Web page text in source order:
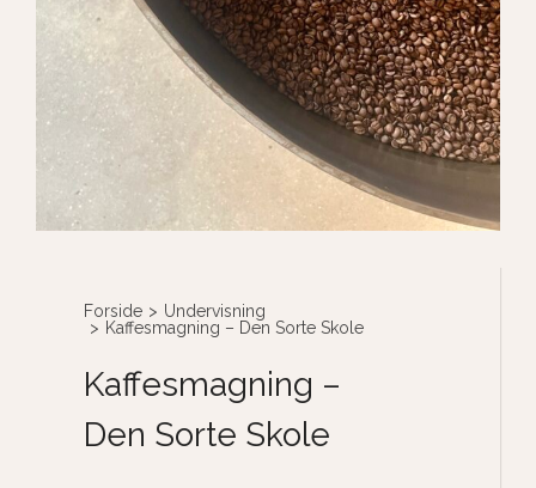
Forside > Undervisning
> Kaffesmagning – Den Sorte Skole
Kaffesmagning –
Den Sorte Skole